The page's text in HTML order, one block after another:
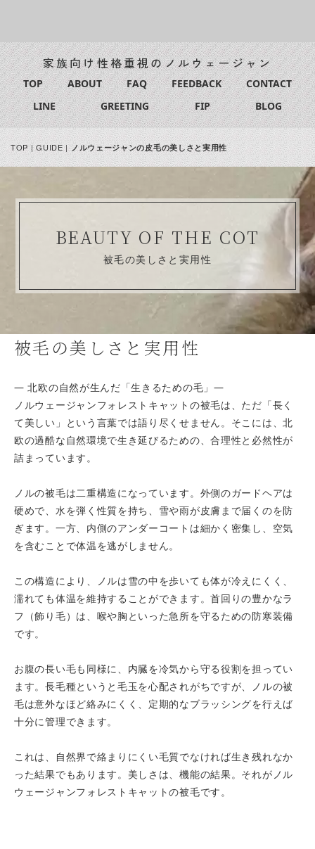
家族向け性格重視のノルウェージャン
TOP ABOUT FAQ FEEDBACK
CONTACT
LINE
GREETING FIP BLOG
TOP|GUIDE|ノルウェージャンの皮毛の美しさと実用性
BEAUTY OF THE COT
被毛の美しさと実用性
被毛の美しさと実用性
― 北欧の自然が生んだ「生きるための毛」―
ノルウェージャンフォレストキャットの被毛は、ただ「長く
て美しい」という言葉では語り尽くせません。そこには、北
欧の過酷な自然環境で生き延びるための、合理性と必然性が
詰まっています。
ノルの被毛は二重構造になっています。外側のガードヘアは
硬めで、水を弾く性質を持ち、雪や雨が皮膚まで届くのを防
ぎます。一方、内側のアンダーコートは細かく密集し、空気
を含むことで体温を逃がしません。
この構造により、ノルは雪の中を歩いても体が冷えにくく、
濡れても体温を維持することができます。首回りの豊かなラ
フ（飾り毛）は、喉や胸といった急所を守るための防寒装備
です。
お腹の長い毛も同様に、内臓を冷気から守る役割を担ってい
ます。長毛種というと毛玉を心配されがちですが、ノルの被
毛は意外なほど絡みにくく、定期的なブラッシングを行えば
十分に管理できます。
これは、自然界で絡まりにくい毛質でなければ生き残れなか
った結果でもあります。美しさは、機能の結果。それがノル
ウェージャンフォレストキャットの被毛です。